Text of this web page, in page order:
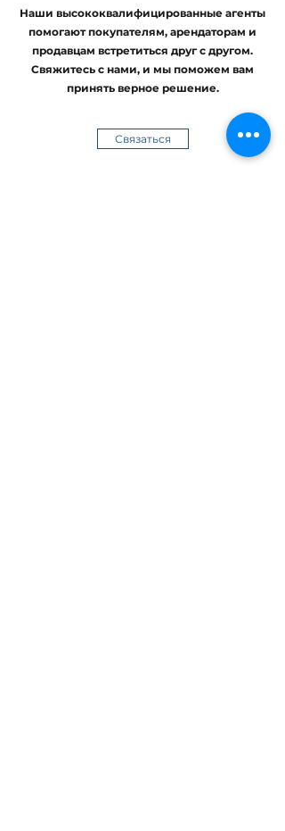
Наши высококвалифицированные агенты
помогают покупателям, арендаторам и
продавцам встретиться друг с другом.
Свяжитесь с нами, и мы поможем вам
принять верное решение.
Связаться